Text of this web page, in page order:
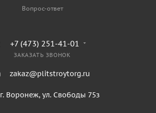
Вопрос-ответ
+7 (473) 251-41-01
ЗАКАЗАТЬ ЗВОНОК
zakaz@plitstroytorg.ru
г. Воронеж, ул. Свободы 75з